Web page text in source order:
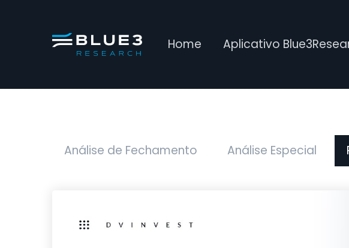
Home Aplicativo
Análise de Fechamento Análise Especial